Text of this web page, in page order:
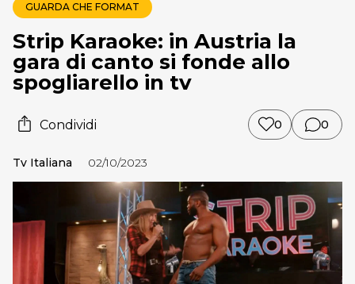
GUARDA CHE FORMAT
Strip Karaoke: in Austria la
gara di canto si fonde allo
spogliarello in tv
Condividi 0 0
Tv Italiana 02/10/2023